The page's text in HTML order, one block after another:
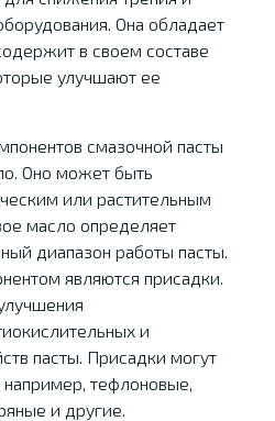
Она обладает
в своем составе
улучшают ее
смазочной пасты
Оно может быть
или растительным
масло определяет
диапазон работы пасты.
являются присадки.
и
пасты. Присадки могут
тефлоновые,
и другие.